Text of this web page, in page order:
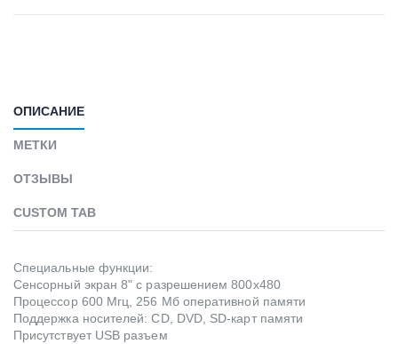
ОПИСАНИЕ
МЕТКИ
ОТЗЫВЫ
CUSTOM TAB
Специальные функции:
Сенсорный экран 8" с разрешением 800x480
Процессор 600 Мгц, 256 Мб оперативной памяти
Поддержка носителей: CD, DVD, SD-карт памяти
Присутствует USB разъем